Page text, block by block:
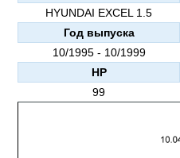
HYUNDAI EXCEL 1.5
10/1995 - 10/1999
Год выпуска
99
HP